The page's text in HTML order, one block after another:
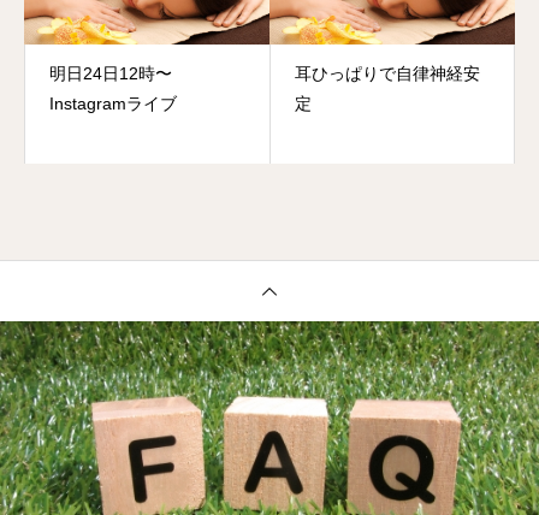
明日24日12時〜
Instagramライブ
耳ひっぱりで自律神経安
定